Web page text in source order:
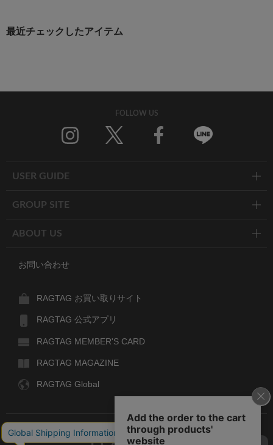
最近チェックしたアイテム
FOLLOW US
USER GUIDE
GROUP SITE
ABOUT US
お問い合わせ
RAGTAG お買い取りサイト
RAGTAG 公式アプリ
RAGTAG MEMBER'S CARD
RAGTAG MAGAZINE
RAGTAG Global